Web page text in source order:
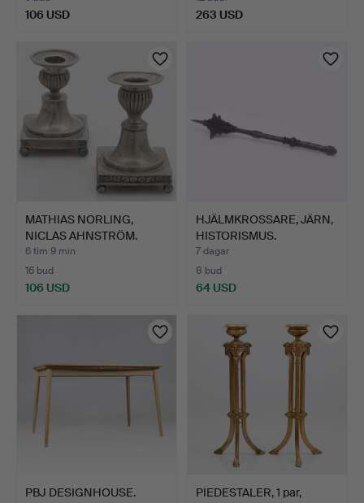
106 USD 263 USD
MATHIAS NORLING,
NICLAS AHNSTRÖM.
Ljusstak…
6 tim 9 min
16 bud
106 USD
HJÄLMKROSSARE, JÄRN,
HISTORISMUS.
7 dagar
8 bud
64 USD
PBJ DESIGNHOUSE.
PIEDESTALER, 1 par,